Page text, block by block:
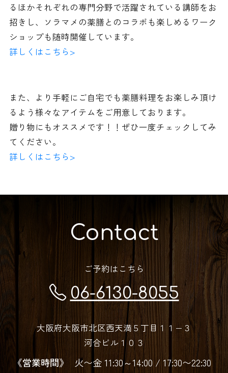
るほかそれぞれの専門分野で活躍されている講師をお
招きし、ソラマメの薬膳とのコラボも楽しめるワーク
ショップも随時開催しています。
詳しくはこちら>
また、より手軽にご自宅でも薬膳料理をお楽しみ頂け
るよう様々なアイテムをご用意しております。
贈り物にもオススメです！！ぜひ一度チェックしてみ
てください。
詳しくはこちら>
Contact
ご予約はこちら
06-6130-8055
大阪府大阪市北区西天満５丁目１１−３
河合ビル１０３
《営業時間》
火〜金 11:30～14:00 / 17:30〜22:30